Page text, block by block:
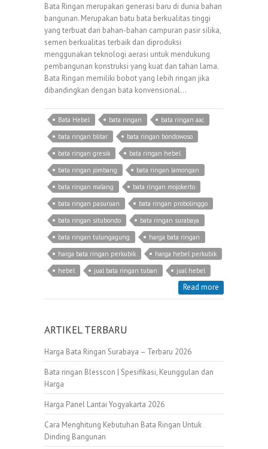
Bata Ringan merupakan generasi baru di dunia bahan
bangunan. Merupakan batu bata berkualitas tinggi
yang terbuat dari bahan-bahan campuran pasir silika,
semen berkualitas terbaik dan diproduksi
menggunakan teknologi aerasi untuk mendukung
pembangunan konstruksi yang kuat dan tahan lama.
Bata Ringan memiliki bobot yang lebih ringan jika
dibandingkan dengan bata konvensional…
Bata Hebel bata ringan
bata ringan aac
bata ringan blitar
bata ringan bondowoso
bata ringan gresik
bata ringan hebel
bata ringan jombang
bata ringan lamongan
bata ringan malang
bata ringan mojokerto
bata ringan pasuruan
bata ringan probolinggo
bata ringan situbondo
bata ringan surabaya
bata ringan tulungagung
harga bata ringan
harga bata ringan perkubik
harga hebel perkubik
hebel
jual bata ringan tuban jual hebel
Read more
ARTIKEL TERBARU
Harga Bata Ringan Surabaya – Terbaru 2026
Bata ringan Blesscon | Spesifikasi, Keunggulan dan
Harga
Harga Panel Lantai Yogyakarta 2026
Cara Menghitung Kebutuhan Bata Ringan Untuk
Dinding Bangunan